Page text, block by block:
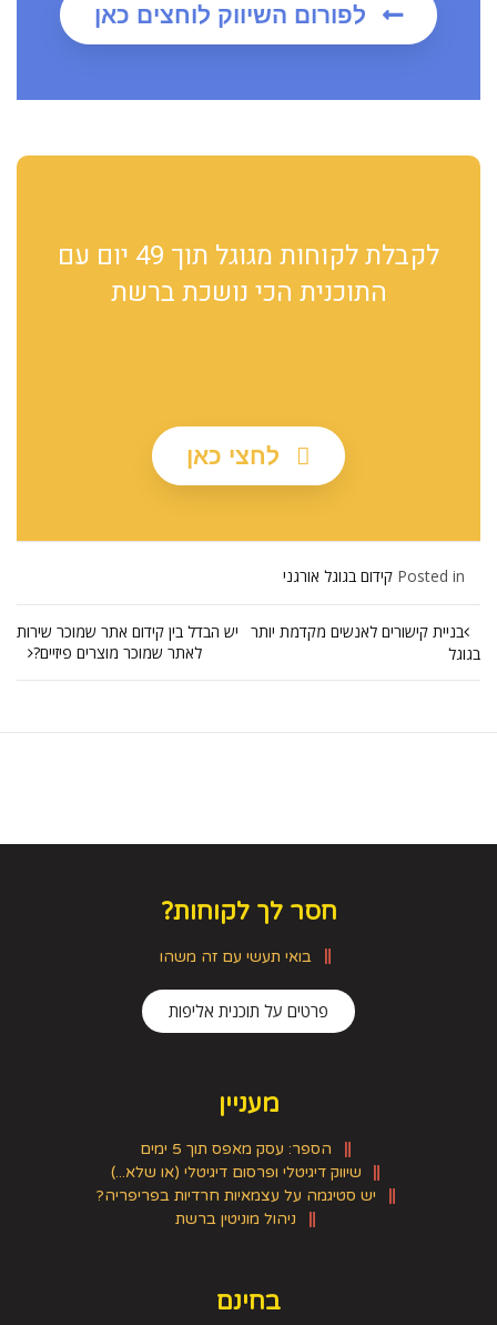
לפורום השיווק לוחצים כאן
לקבלת לקוחות מגוגל תוך 49 יום עם
התוכנית הכי נושכת ברשת
לחצי כאן
Posted in קידום בגוגל אורגני
בניית קישורים לאנשים מקדמת יותר
בגוגל
יש הבדל בין קידום אתר שמוכר שירות
לאתר שמוכר מוצרים פיזיים?
חסר לך לקוחות?
בואי תעשי עם זה משהו
פרטים על תוכנית אליפות
מעניין
הספר: עסק מאפס תוך 5 ימים
שיווק דיגיטלי ופרסום דיגיטלי (או שלא...)
יש סטיגמה על עצמאיות חרדיות בפריפריה?
ניהול מוניטין ברשת
בחינם